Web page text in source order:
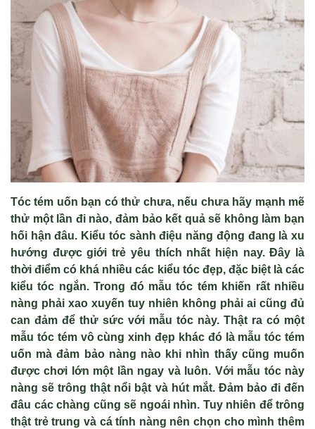
Tóc tém uốn bạn có thử chưa, nếu chưa hãy mạnh mẽ
thử một lần đi nào, đảm bảo kết quả sẽ không làm bạn
hối hận đâu. Kiểu tóc sành điệu năng động đang là xu
hướng được giới trẻ yêu thích nhất hiện nay. Đây là
thời điểm có khá nhiều các kiểu tóc đẹp, đặc biệt l à các
kiểu tóc ngắn. Trong đó mẫu tóc tém khiến rất nhiều
nàng phải xao xuyến tuy nhiên không phải ai cũng đủ
can đảm để thử sức với mẫu tóc này. Thật ra có một
mẫu tóc tém vô cùng xinh đẹp khác đó là mẫu tóc tém
uốn mà đảm bảo nàng nào khi nhìn thấy cũng muốn
được chơi lớn một lần ngay và luôn. Với mẫu tóc này
nàng sẽ trông thật nổi bật và hút mắt. Đảm bảo đi đến
đâu các chàng cũng sẽ ngoái nhìn. Tuy nhiên để trông
thật trẻ trung và cá tính nàng nên chọn cho mình thêm